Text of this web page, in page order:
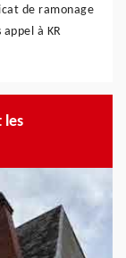
de ramonage
à KR
les